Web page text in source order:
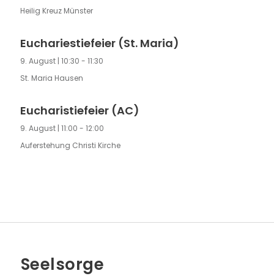
Heilig Kreuz Münster
Euchariestiefeier (St. Maria)
9. August | 10:30 - 11:30
St. Maria Hausen
Eucharistiefeier (AC)
9. August | 11:00 - 12:00
Auferstehung Christi Kirche
Seelsorge